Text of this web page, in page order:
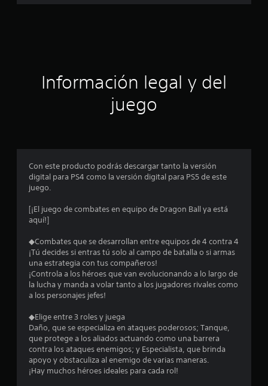
e
s
e
2
1
6
5
c
Información legal y del
juego
Con este producto podrás descargar tanto la versión
digital para PS4 como la versión digital para PS5 de este
juego.
[¡El juego de combates en equipo de Dragon Ball ya está
aquí!]
◆Combates que se desarrollan entre equipos de 4 contra 4
¡Tú decides si entras tú solo al campo de batalla o si armas
una estrategia con tus compañeros!
¡Controla a los héroes que van evolucionando a lo largo de
la lucha y manda a volar tanto a los jugadores rivales como
a los personajes jefes!
◆Elige entre 3 roles y juega
Daño, que se especializa en ataques poderosos; Tanque,
que protege a los aliados actuando como una barrera
contra los ataques enemigos; y Especialista, que brinda
apoyo y obstaculiza al enemigo de varias maneras.
¡Hay muchos héroes ideales para cada rol!